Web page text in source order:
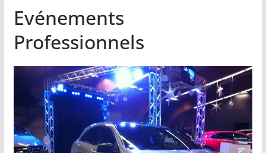
Evénements
Professionnels